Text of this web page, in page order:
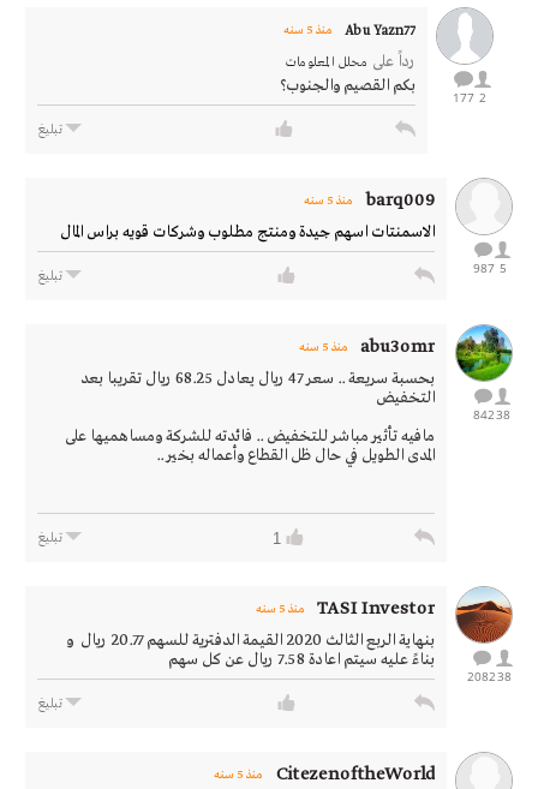
2
177
Abu Yazn77 منذ 5 سنه
رداً على محلل المعلومات
بكم القصيم والجنوب؟
تبليغ
5
987
barq009 منذ 5 سنه
الاسمنتات اسهم جيدة ومنتج مطلوب وشركات قويه براس المال
تبليغ
38
842
abu3omr منذ 5 سنه
بحسبة سريعة .. سعر 47 ريال يعادل 68.25 ريال تقريبا بعد
التخفيض
مافيه تأثير مباشر للتخفيض .. فائدته للشركة ومساهميها على
المدى الطويل في حال ظل القطاع وأعماله بخير ..
1 تبليغ
38
2082
TASI Investor منذ 5 سنه
بنهاية الربع الثالث 2020 القيمة الدفترية للسهم 20.77 ريال و
بناءً عليه سيتم اعادة 7.58 ريال عن كل سهم
تبليغ
CitezenoftheWorld منذ 5 سنه